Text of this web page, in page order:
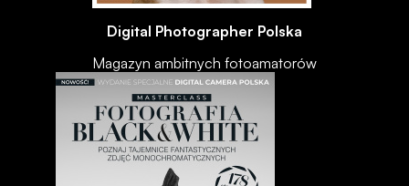
Digital Photographer Polska
Magazyn ambitnych fotoamatorów